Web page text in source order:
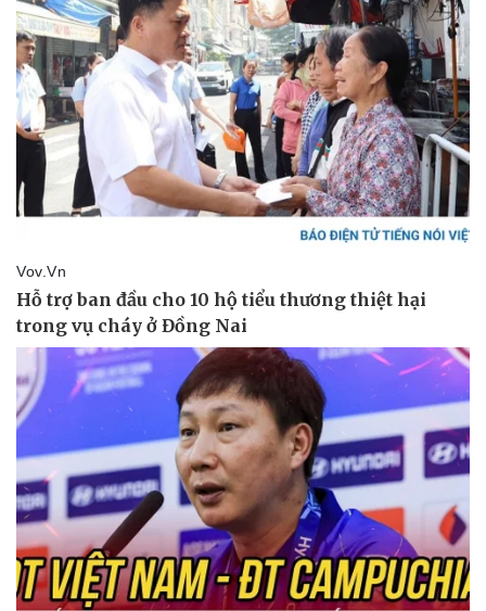
Pháp luật
Vụ án
Tin nóng
Tư vấn luật
Quân sự - Quốc phòng
Vũ khí
Việt Nam
Phân tích